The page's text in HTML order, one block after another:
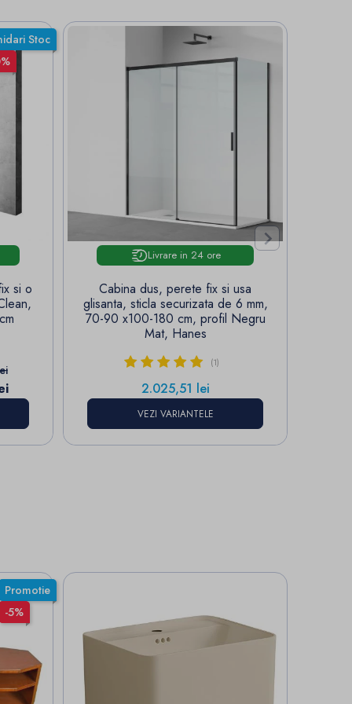
Stoc
si o
Livrare in 24 ore
Cabina dus, perete fix si usa
glisanta, sticla securizata de 6 mm,
70-90 x100-180 cm, profil Negru
Mat, Hanes
(1)
Pret
2.025,51 lei
VEZI VARIANTELE

Promotie
-5%